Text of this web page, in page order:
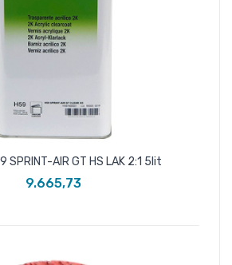
SPRINT-AIR GT HS LAK 2:1 5lit
9.665,73